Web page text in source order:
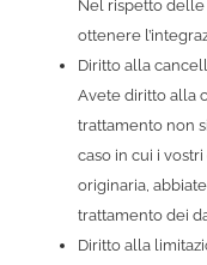
Nel rispetto
ottenere
Diritto alla
Avete diritto alla
trattamento non
caso in cui i
originaria,
trattamento dei
Diritto alla